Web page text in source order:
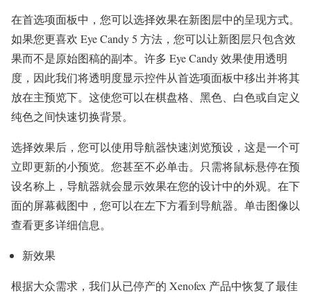
在首选项面板中，您可以选择效果在新图层中的呈现方式。
如果您更喜欢 Eye Candy 5 方法，您可以让新图层只包含效
果而不是原始图稿的副本。许多 Eye Candy 效果使用透明
度，因此我们将透明度显示控件从首选项面板中移出并将其
放在主预览下。这使您可以在棋盘格、黑色、白色或自定义
纯色之间快速切换背景。
选择效果后，您可以使用导航器快速浏览预设，这是一个可
立即更新的小预览。您甚至不必单击。只需将鼠标悬停在预
设名称上，导航器就会显示效果在您的设计中的外观。在下
面的屏幕截图中，您可以在左下方看到导航器。单击图像以
查看更多详细信息。
新效果
根据大众需求，我们从已停产的 Xenofex 产品中恢复了最佳